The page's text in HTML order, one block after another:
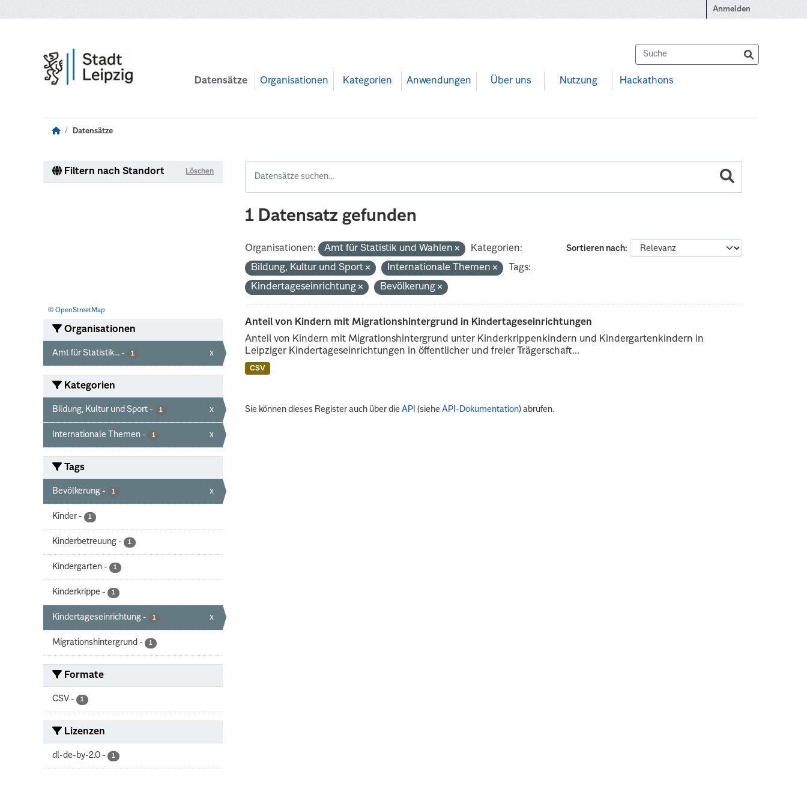
Anmelden
Datensätze Organisationen Kategorien Anwendungen Über uns Nutzung Hackathons
Datensätze
Filtern nach Standort Löschen
© OpenStreetMap
Organisationen
Amt für Statistik... - 1 x
Kategorien
Bildung, Kultur und Sport - 1 x
Internationale Themen - 1 x
Tags
Bevölkerung - 1 x
Kinder - 1
Kinderbetreuung - 1
Kindergarten - 1
Kinderkrippe - 1
Kindertageseinrichtung - 1 x
Migrationshintergrund - 1
Formate
CSV - 1
Lizenzen
dl-de-by-2.0 - 1
1 Datensatz gefunden
Sortieren nach
Organisationen: Amt für Statistik und Wahlen
Kategorien:
Bildung, Kultur und Sport
Internationale Themen
Tags:
Kindertageseinrichtung
Bevölkerung
Anteil von Kindern mit Migrationshintergrund in Kindertageseinrichtungen
Anteil von Kindern mit Migrationshintergrund unter Kinderkrippenkindern und Kindergartenkindern in
Leipziger Kindertageseinrichtungen in öffentlicher und freier Trägerschaft...
CSV
Sie können dieses Register auch über dieAPI (sieheAPI-Dokumentation) abrufen.